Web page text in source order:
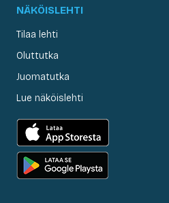
NÄKÖISLEHTI
Tilaa lehti
Oluttutka
Juomatutka
Lue näköislehti